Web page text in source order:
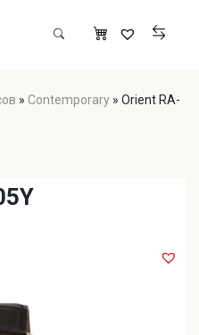
» Contemporary » Orient RA-